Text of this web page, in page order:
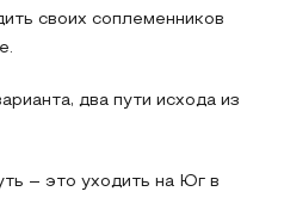
своих соплеменников
два пути исхода из
– это уходить на Юг в